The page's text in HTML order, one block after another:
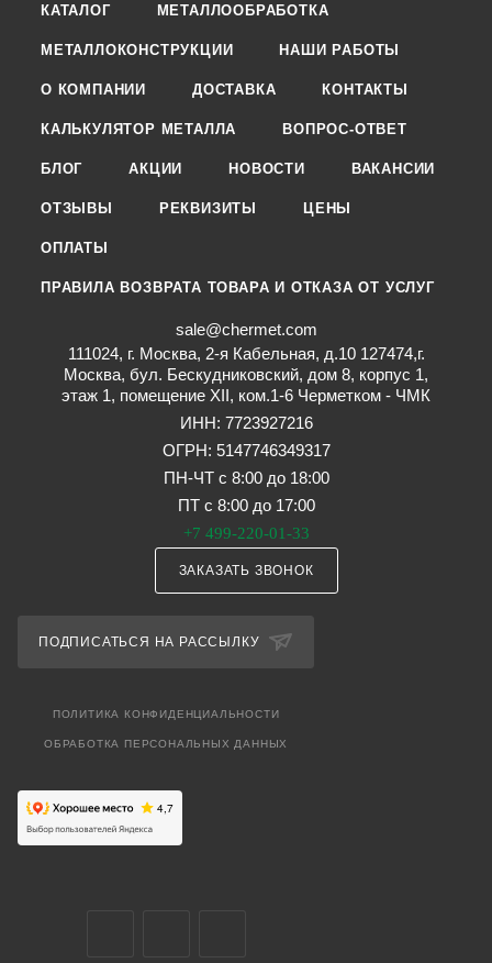
КАТАЛОГ МЕТАЛЛООБРАБОТКА
МЕТАЛЛОКОНСТРУКЦИИ НАШИ РАБОТЫ
О КОМПАНИИ ДОСТАВКА КОНТАКТЫ
КАЛЬКУЛЯТОР МЕТАЛЛА ВОПРОС-ОТВЕТ
БЛОГ АКЦИИ НОВОСТИ ВАКАНСИИ
ОТЗЫВЫ РЕКВИЗИТЫ ЦЕНЫ
ОПЛАТЫ
ПРАВИЛА ВОЗВРАТА ТОВАРА И ОТКАЗА ОТ УСЛУГ
sale@chermet.com
111024, г. Москва, 2-я Кабельная, д.10 127474,г.
Москва, бул. Бескудниковский, дом 8, корпус 1,
этаж 1, помещение XII, ком.1-6 Черметком - ЧМК
ИНН: 7723927216
ОГРН: 5147746349317
ПН-ЧТ с 8:00 до 18:00
ПТ с 8:00 до 17:00
+7 499-220-01-33
ЗАКАЗАТЬ ЗВОНОК
ПОДПИСАТЬСЯ НА РАССЫЛКУ
ПОЛИТИКА КОНФИДЕНЦИАЛЬНОСТИ
ОБРАБОТКА ПЕРСОНАЛЬНЫХ ДАННЫХ